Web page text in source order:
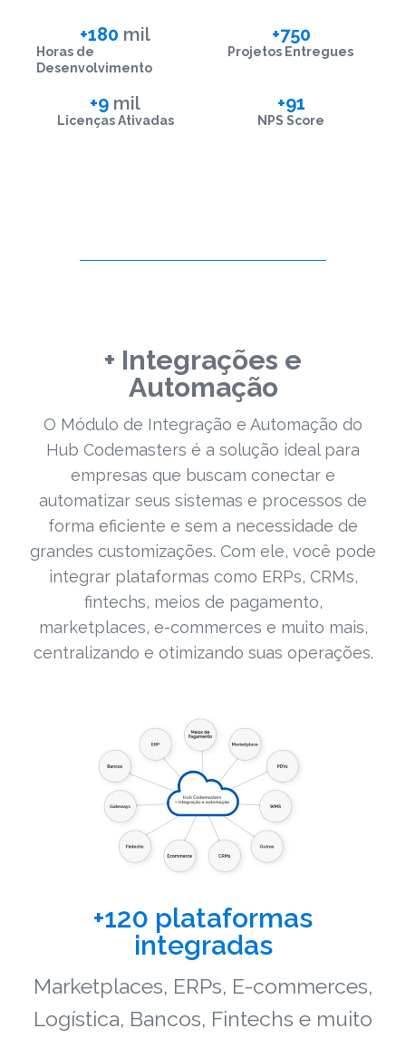
Horas de
Desenvolvimento
+180 mil
Projetos Entregues
+750
Licenças Ativadas
+9 mil
NPS Score
+91
+ Integrações e
Automação
O Módulo de Integração e Automação do
Hub Codemasters é a solução ideal para
empresas que buscam conectar e
automatizar seus sistemas e processos de
forma eficiente e sem a necessidade de
grandes customizações. Com ele, você pode
integrar plataformas como ERPs, CRMs,
fintechs, meios de pagamento,
marketplaces, e-commerces e muito mais,
centralizando e otimizando suas operações.
+120 plataformas
integradas
Marketplaces, ERPs, E-commerces,
Logística, Bancos, Fintechs e muito